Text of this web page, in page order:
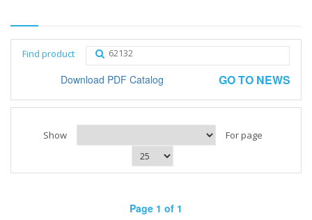
Find product
GO TO NEWS
Download PDF Catalog
Show For page
Page 1 of 1